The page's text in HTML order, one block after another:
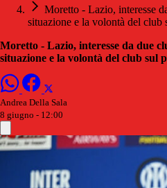
Moretto - Lazio, interesse
situazione e la volontà del club
Moretto - Lazio, interesse da due
situazione e la volontà del club sul
Andrea Della Sala
8 giugno - 12:00